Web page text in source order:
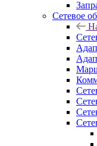
Сетевое